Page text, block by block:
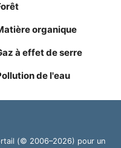
organique
à effet de serre
de l'eau
(© 2006–2026) pour un